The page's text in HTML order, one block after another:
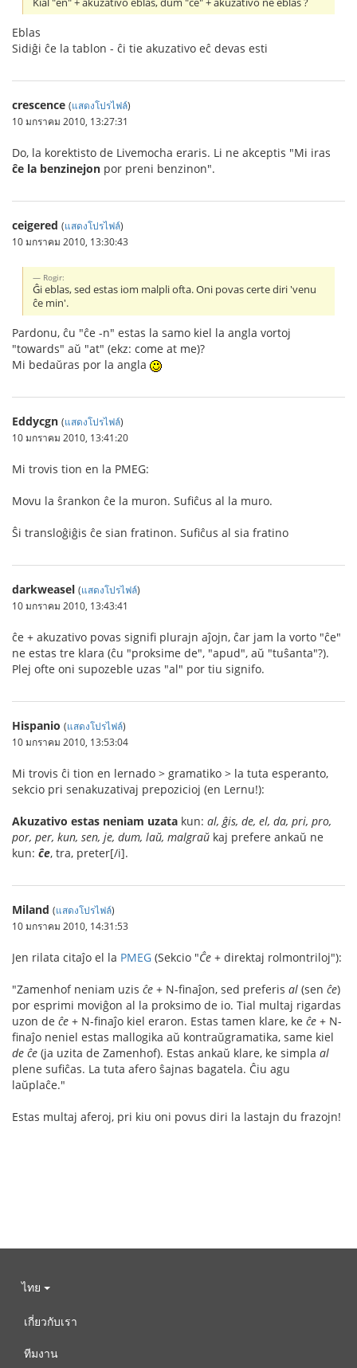
Eblas
Sidiĝi ĉe la tablon - ĉi tie akuzativo eĉ devas esti
crescence (แสดงโปรไฟล์)
10 มกราคม 2010, 13:27:31
Do, la korektisto de Livemocha eraris. Li ne akceptis "Mi iras
ĉe la benzinejon por preni benzinon".
ceigered (แสดงโปรไฟล์)
10 มกราคม 2010, 13:30:43
Rogir:
Ĝi eblas, sed estas iom malpli ofta. Oni povas certe diri 'venu
ĉe min'.
Pardonu, ĉu "ĉe -n" estas la samo kiel la angla vortoj
"towards" aŭ "at" (ekz: come at me)?
Mi bedaŭras por la angla
Eddycgn (แสดงโปรไฟล์)
10 มกราคม 2010, 13:41:20
Mi trovis tion en la PMEG:
Movu la ŝrankon ĉe la muron. Sufiĉus al la muro.
Ŝi transloĝiĝis ĉe sian fratinon. Sufiĉus al sia fratino
darkweasel (แสดงโปรไฟล์)
10 มกราคม 2010, 13:43:41
ĉe + akuzativo povas signifi plurajn aĵojn, ĉar jam la vorto "ĉe"
ne estas tre klara (ĉu "proksime de", "apud", aŭ "tuŝanta"?).
Plej ofte oni supozeble uzas "al" por tiu signifo.
Hispanio (แสดงโปรไฟล์)
10 มกราคม 2010, 13:53:04
Mi trovis ĉi tion en lernado > gramatiko > la tuta esperanto,
sekcio pri senakuzativaj prepozicioj (en Lernu!):
Akuzativo estas neniam uzata kun: al, ĝis, de, el, da, pri, pro,
por, per, kun, sen, je, dum, laŭ, malgraŭ kaj prefere ankaŭ ne
kun: ĉe, tra, preter[/i].
Miland (แสดงโปรไฟล์)
10 มกราคม 2010, 14:31:53
Jen rilata citaĵo el la PMEG (Sekcio "Ĉe + direktaj rolmontriloj"):
"Zamenhof neniam uzis ĉe + N-finaĵon, sed preferis al (sen ĉe)
por esprimi moviĝon al la proksimo de io. Tial multaj rigardas
uzon de ĉe + N-finaĵo kiel eraron. Estas tamen klare, ke ĉe + N-
finaĵo neniel estas mallogika aŭ kontraŭgramatika, same kiel
de ĉe (ja uzita de Zamenhof). Estas ankaŭ klare, ke simpla al
plene sufiĉas. La tuta afero ŝajnas bagatela. Ĉiu agu
laŭplaĉe."
Estas multaj aferoj, pri kiu oni povus diri la lastajn du frazojn!
ไทย
เกี่ยวกับเรา
ทีมงาน